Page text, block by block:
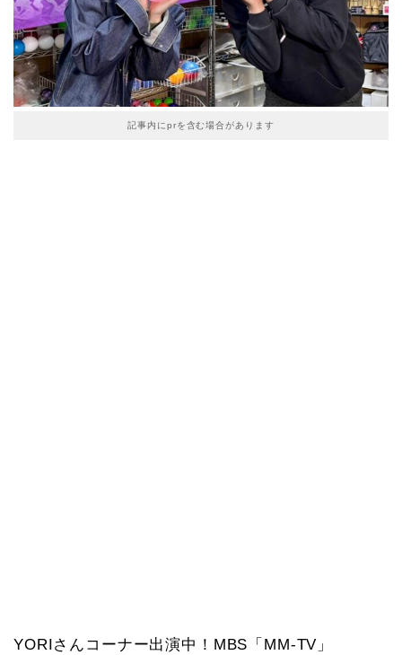
記事内にprを含む場合があります
YORIさんコーナー出演中！MBS「MM-TV」